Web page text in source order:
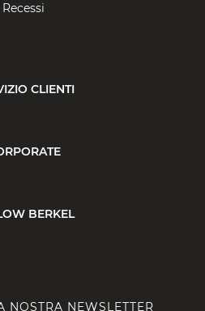
Recessi
CLIENTI
BERKEL
NOSTRA NEWSLETTER